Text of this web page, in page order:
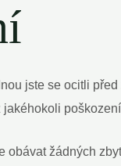
jste se ‍ocitli
‍obávat žádných